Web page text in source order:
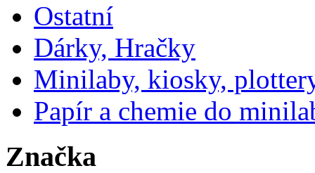
Ostatní
Dárky, Hračky
Minilaby, kiosky,
Papír a chemie do
Značka